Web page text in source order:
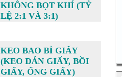
KHÔNG BỌT KHÍ (TỶ
LỆ 2:1 VÀ 3:1)
KEO BAO BÌ GIẤY
(KEO DÁN GIẤY, BỒI
GIẤY, ỐNG GIẤY)